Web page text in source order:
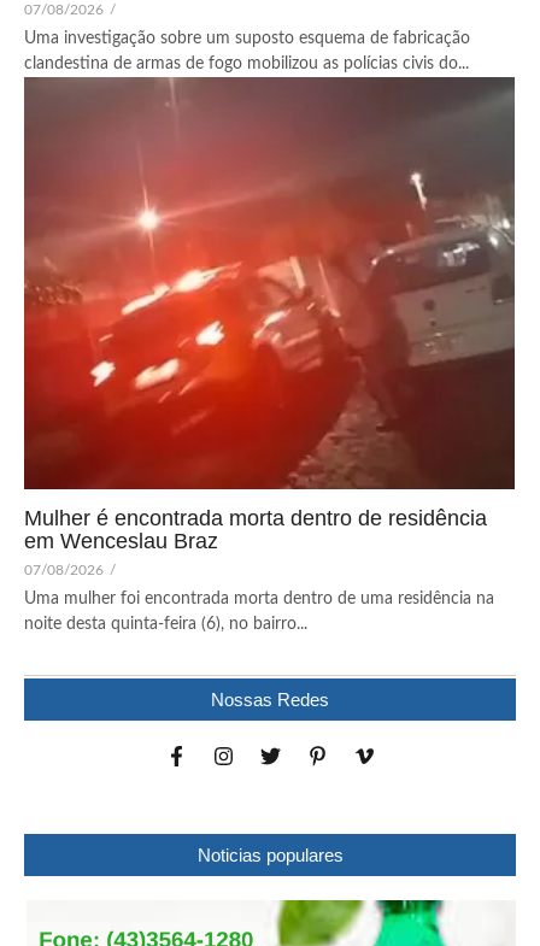
07/08/2026 /
Uma investigação sobre um suposto esquema de fabricação
clandestina de armas de fogo mobilizou as polícias civis do...
Mulher é encontrada morta dentro de residência
em Wenceslau Braz
07/08/2026 /
Uma mulher foi encontrada morta dentro de uma residência na
noite desta quinta-feira (6), no bairro...
Nossas Redes
Noticias populares